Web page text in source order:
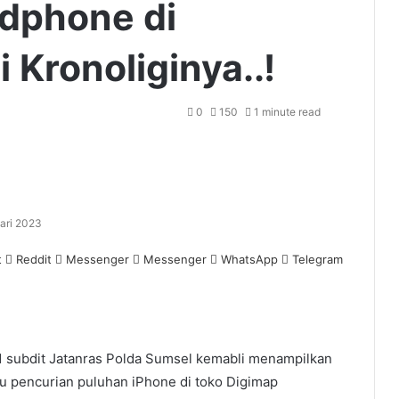
di
Kronoliginya..!
2023
0 150 1 minute read
Reddit Messenger Messenger WhatsApp Telegram
Jatanras Polda Sumsel kemabli menampilkan
pencurian puluhan iPhone di toko Digimap